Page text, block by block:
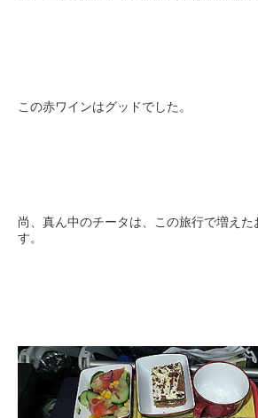
この赤ワインはグッドでした。
尚、真ん中のチータは、この旅行で増え
す。